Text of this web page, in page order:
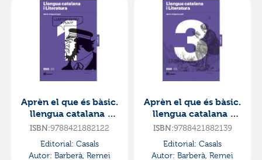
Aprèn el que és bàsic.
llengua catalana i
literatura 1 eso.
curso·codi obert
ISBN:9788421882122
Editorial: Casals
Autor: Barberà, Remei
Aprèn el que és bàsic.
llengua catalana i
literatura 3 eso.
curso·codi obert
ISBN:9788421882139
Editorial: Casals
Autor: Barberà, Remei